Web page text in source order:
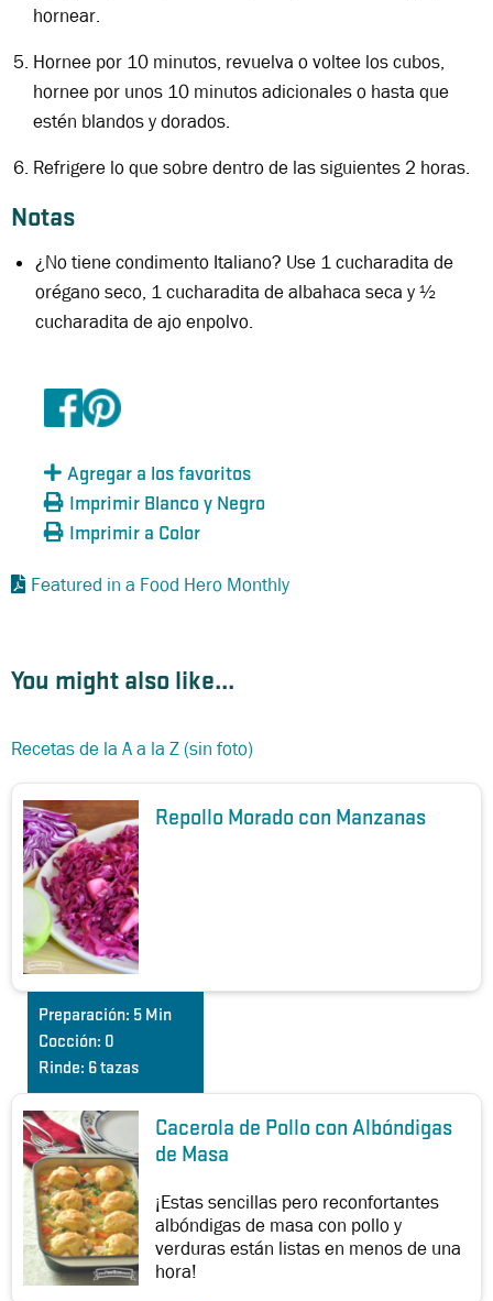
hornear.
Hornee por 10 minutos, revuelva o voltee los cubos,
hornee por unos 10 minutos adicionales o hasta que
estén blandos y dorados.
Refrigere lo que sobre dentro de las siguientes 2 horas.
Notas
¿No tiene condimento Italiano? Use 1 cucharadita de
orégano seco, 1 cucharadita de albahaca seca y ½
cucharadita de ajo enpolvo.
Agregar a los favoritos
Imprimir Blanco y Negro
Imprimir a Color
Featured in a Food Hero Monthly
You might also like...
Recetas de la A a la Z (sin foto)
Repollo Morado con Manzanas
Preparación: 5 Min
Cocción: 0
Rinde: 6 tazas
Cacerola de Pollo con Albóndigas
de Masa
¡Estas sencillas pero reconfortantes
albóndigas de masa con pollo y
verduras están listas en menos de una
hora!